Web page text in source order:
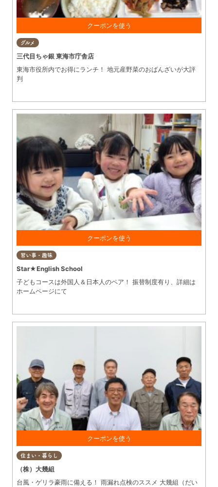
お食事の方、 650円以上のご利用で お会計より30円引き！
グルメ
三代目ちゃ銀 東海市庁舎店
東海市役所内でお得にランチ！ 地元産野菜のおばんざいが大評
判
①入学金0円！ ②体験レッスン無料！ ※①②の併用OK
習い事・趣味
Star★English School
子どもコースは外国人＆日本人のペア！ 振替制度有り、詳細は
ホームページにて
修繕・リフォーム 5％OFF (上限あり)
住まい・暮らし
（株）大幾組
台風・ゲリラ豪雨に備える！ 雨漏れ点検のススメ 大幾組（だい